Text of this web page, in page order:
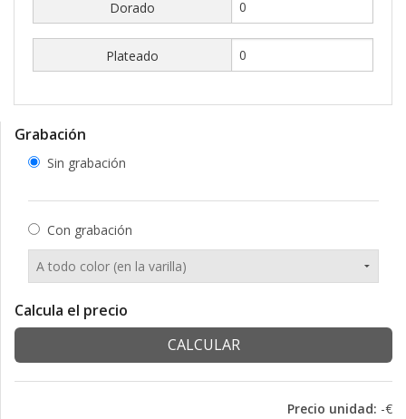
Dorado
Plateado
Grabación
Sin grabación
Con grabación
Calcula el precio
CALCULAR
Precio unidad: -€